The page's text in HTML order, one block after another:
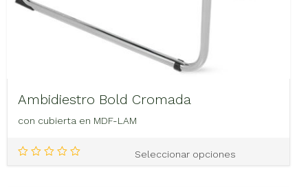
Ambidiestro Bold Cromada
con cubierta en MDF-LAM
Seleccionar opcionesproducto